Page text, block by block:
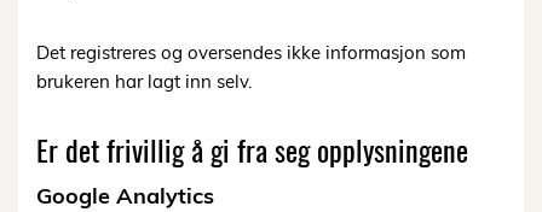
Det registreres og oversendes ikke informasjon som
brukeren har lagt inn selv.
Er det frivillig å gi fra seg opplysningene
Google Analytics